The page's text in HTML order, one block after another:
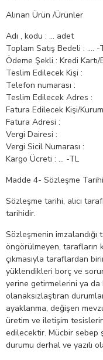
Alınan Ürün /Ürünler
Adı , kodu : … adet
Toplam Satış Bedeli : …. -
Ödeme Şekli : Kredi
Teslim Edilecek Kişi :
Telefon numarası :
Teslim Edilecek Adres :
Fatura Edilecek Kişi/
Fatura Adresi :
Vergi Dairesi :
Vergi Sicil Numarası :
Kargo Ücreti : … -TL
Madde 4- Sözleşme
Sözleşme tarihi, alıcı
tarihidir.
Sözleşmenin
öngörülmeyen, tarafların
çıkmasıyla taraflardan
yüklendikleri borç ve
yerine getirmelerini ya da
olanaksızlaştıran
ayaklanma, değişen
üretim ve iletişim
edilecektir. Mücbir sebep
durumu derhal ve yazılı